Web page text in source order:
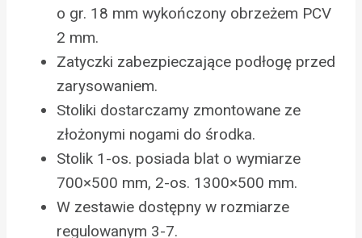
o gr. 18 mm wykończony obrzeżem PCV
2 mm.
Zatyczki zabezpieczające podłogę przed
zarysowaniem.
Stoliki dostarczamy zmontowane ze
złożonymi nogami do środka.
Stolik 1-os. posiada blat o wymiarze
700×500 mm, 2-os. 1300×500 mm.
W zestawie dostępny w rozmiarze
regulowanym 3-7.